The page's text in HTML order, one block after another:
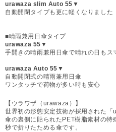
urawaza slim Auto 55▼
自動開閉タイプも更に軽くなりました
■晴雨兼用日傘タイプ
urawaza 55▼
手開きの晴雨兼用日傘で晴れの日もス
urawaza Auto 55▼
自動開閉式の晴雨兼用日傘
ワンタッチで荷物が多い時も安心
【ウラワザ（urawaza）】
世界初の形態安定技術が採用された「
傘の裏側に貼られたPET樹脂素材の特
秒で折りたためる傘です。